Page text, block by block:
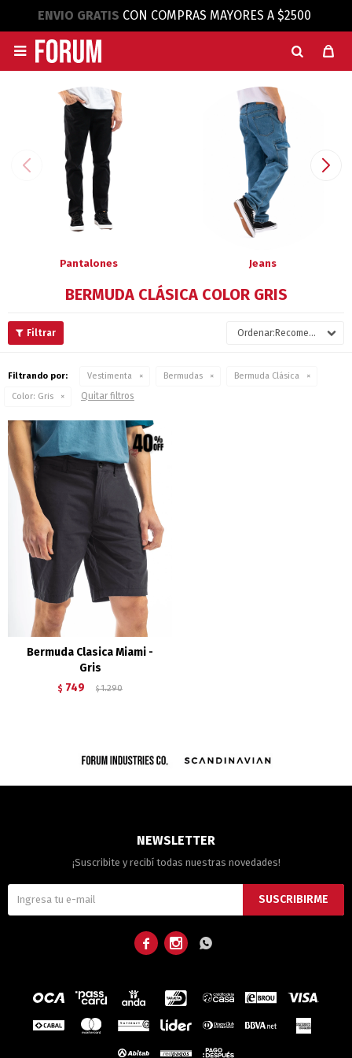
ENVIO GRATIS CON COMPRAS MAYORES A $2500

Pantalones Jeans
BERMUDA CLÁSICA COLOR GRIS
Recomendados
Filtrando por: Vestimenta Bermudas
Bermuda Clásica
Color: Gris Quitar filtros
Bermuda Clasica Miami -
Gris
$ 749 $ 1.290
NEWSLETTER
¡Suscribite y recibí todas nuestras novedades!
SUSCRIBIRME
  